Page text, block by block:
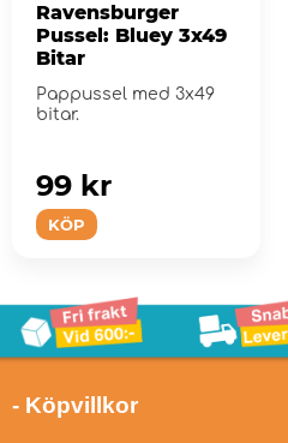
Ravensburger
Pussel: Bluey 3x49
Bitar
Pappussel med 3x49
bitar.
KÖP
99 kr
- Köpvillkor